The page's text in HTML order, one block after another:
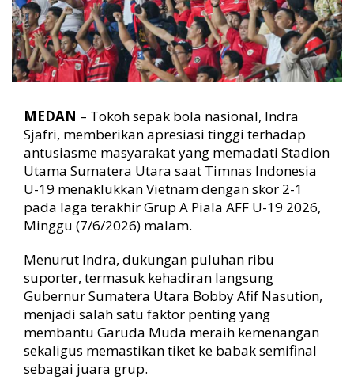
i
b
u
a
n
S
p
o
r
t
e
r
J
a
i
E
n
e
g
i
T
MEDAN – Tokoh sepak bola nasional, Indra
Sjafri, memberikan apresiasi tinggi terhadap
antusiasme masyarakat yang memadati Stadion
Utama Sumatera Utara saat Timnas Indonesia
U-19 menaklukkan Vietnam dengan skor 2-1
pada laga terakhir Grup A Piala AFF U-19 2026,
Minggu (7/6/2026) malam.
Menurut Indra, dukungan puluhan ribu
suporter, termasuk kehadiran langsung
Gubernur Sumatera Utara Bobby Afif Nasution,
menjadi salah satu faktor penting yang
membantu Garuda Muda meraih kemenangan
sekaligus memastikan tiket ke babak semifinal
sebagai juara grup.